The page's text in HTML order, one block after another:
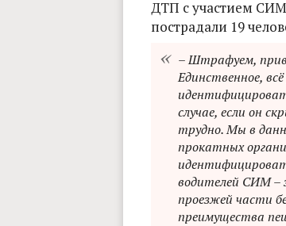
ДТП с участием СИМ
пострадали 19
– Штрафуем,
Единственное,
случае, если он
трудно. Мы в
прокатных
водителей СИМ –
проезжей части
преимущества